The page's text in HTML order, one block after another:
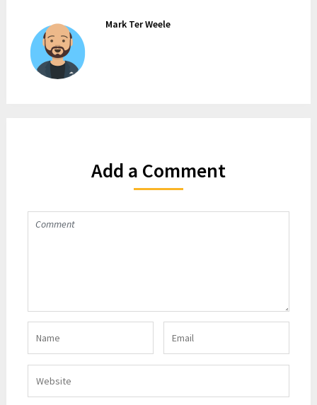
Mark Ter Weele
Add a Comment